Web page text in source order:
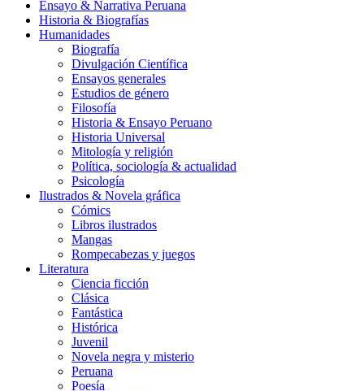
Ensayo & Narrativa Peruana
Historia & Biografías
Humanidades
Biografía
Divulgación Científica
Ensayos generales
Estudios de género
Filosofía
Historia & Ensayo Peruano
Historia Universal
Mitología y religión
Política, sociología & actualidad
Psicología
Ilustrados & Novela gráfica
Cómics
Libros ilustrados
Mangas
Rompecabezas y juegos
Literatura
Ciencia ficción
Clásica
Fantástica
Histórica
Juvenil
Novela negra y misterio
Peruana
Poesía